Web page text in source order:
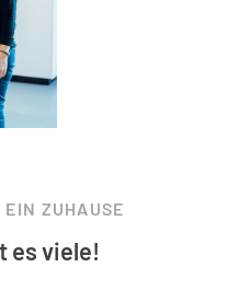
ZUHAUSE
es viele!